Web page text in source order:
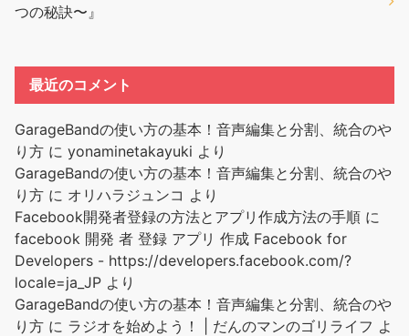
つの秘訣〜』
最近のコメント
GarageBandの使い方の基本！音声編集と分割、統合のや
り方 に yonaminetakayuki より
GarageBandの使い方の基本！音声編集と分割、統合のや
り方 に オリハラジュンコ より
Facebook開発者登録の方法とアプリ作成方法の手順 に
facebook 開発 者 登録 アプリ 作成 Facebook for
Developers - https://developers.facebook.com/?
locale=ja_JP より
GarageBandの使い方の基本！音声編集と分割、統合のや
り方 に ラジオを始めよう！ | だんのマンのゴリライフ よ